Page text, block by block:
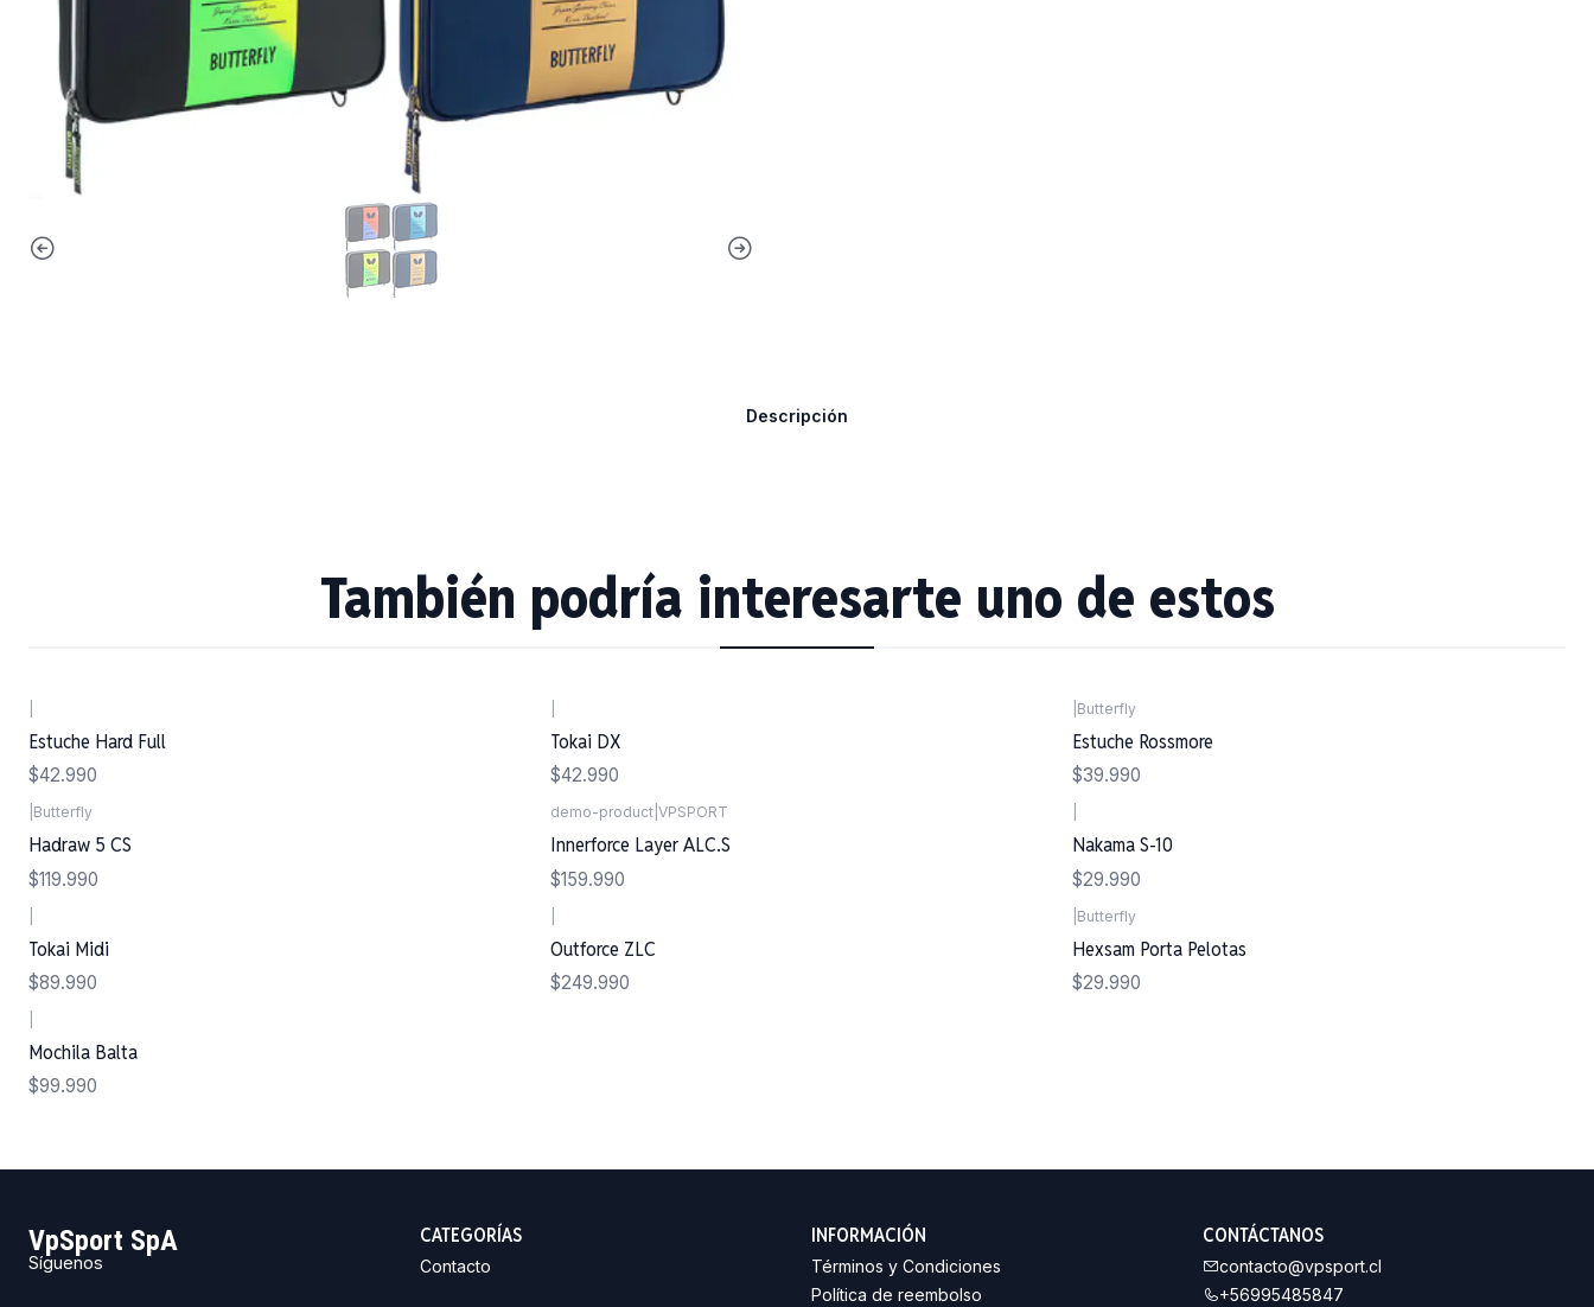
Descripción
También podría interesarte uno de estos
Estuche Hard Full
$42.990
Tokai DX
$42.990
Butterfly
Estuche Rossmore
$39.990
Butterfly
Hadraw 5 CS
$119.990
demo-product| VPSPORT
Innerforce Layer ALC.S
$159.990
Nakama S-10
$29.990
Tokai Midi
$89.990
Outforce ZLC
$249.990
Butterfly
Hexsam Porta Pelotas
$29.990
Mochila Balta
$99.990
VpSport SpA
Síguenos
CATEGORÍAS
Contacto
INFORMACIÓN
Términos y Condiciones
Política de reembolso
CONTÁCTANOS
contacto@vpsport.cl
+56995485847